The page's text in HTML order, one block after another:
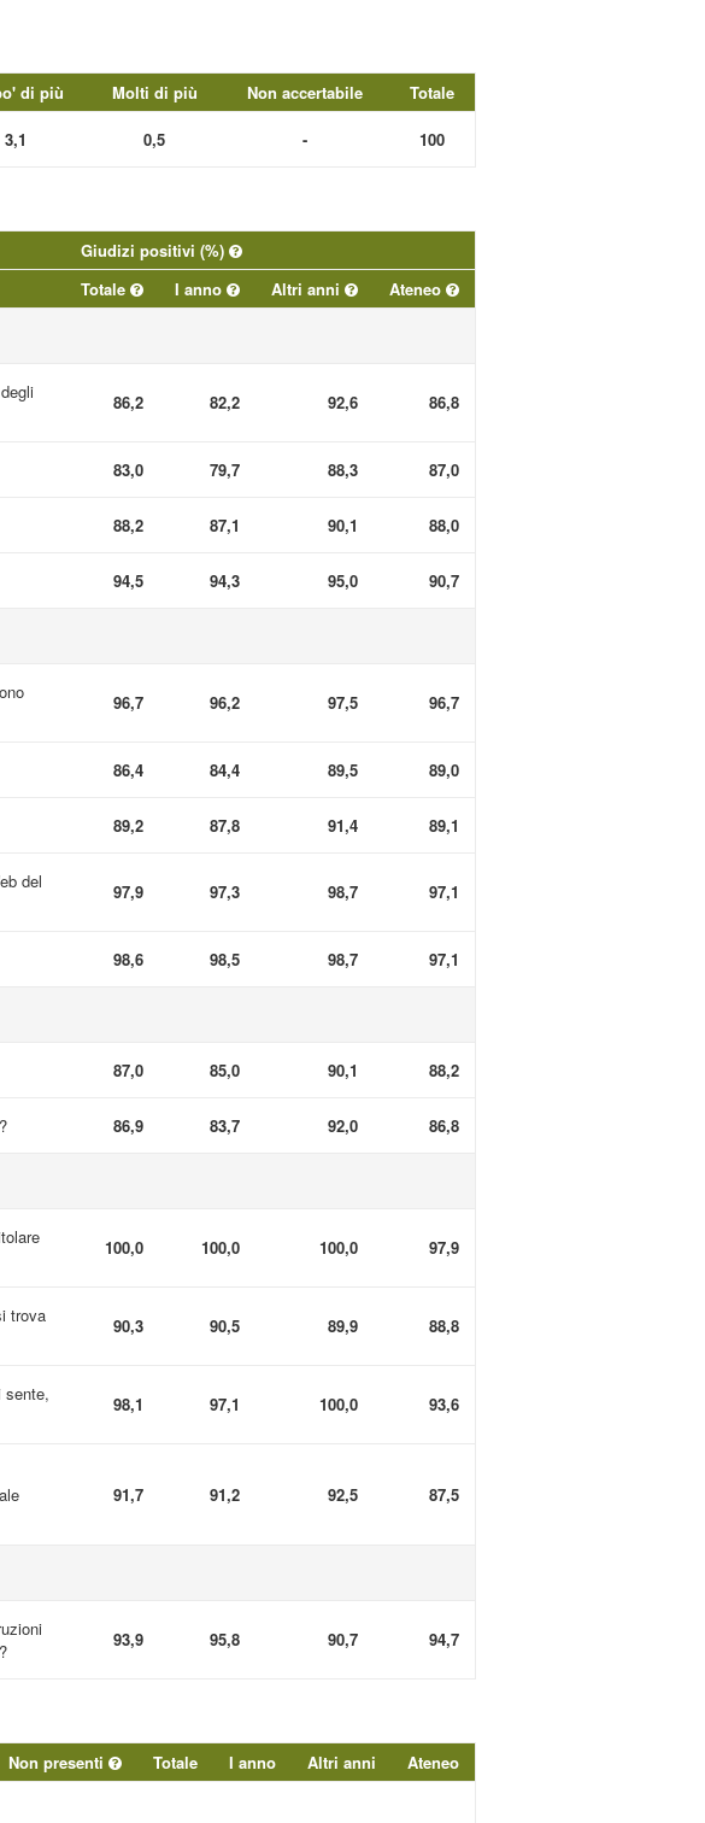
di più Molti di più Non accertabile Totale
3,1 0,5 - 100
Giudizi positivi (%)
Totale
I anno Altri anni Ateneo
86,2 82,2 92,6 86,8
83,0 79,7 88,3 87,0
88,2 87,1 90,1 88,0
94,5 94,3 95,0 90,7
96,7 96,2 97,5 96,7
86,4 84,4 89,5 89,0
89,2 87,8 91,4 89,1
del
97,9 97,3 98,7 97,1
98,6 98,5 98,7 97,1
87,0 85,0 90,1 88,2
86,9 83,7 92,0 86,8
100,0 100,0 100,0 97,9
trova
90,3 90,5 89,9 88,8
sente,
98,1 97,1 100,0 93,6
91,7 91,2 92,5 87,5
93,9 95,8 90,7 94,7
Non presenti Totale I anno Altri anni Ateneo